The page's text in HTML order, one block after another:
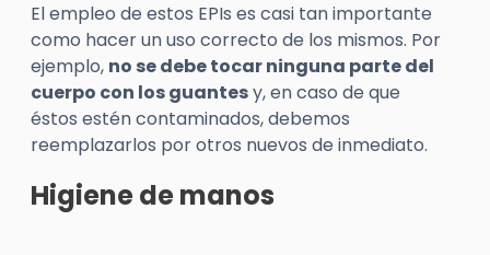
El empleo de estos EPIs es casi tan importante
como hacer un uso correcto de los mismos. Por
ejemplo, no se debe tocar ninguna parte del
cuerpo con los guantesy, en caso de que
éstos estén contaminados, debemos
reemplazarlos por otros nuevos de inmediato.
Higiene de manos